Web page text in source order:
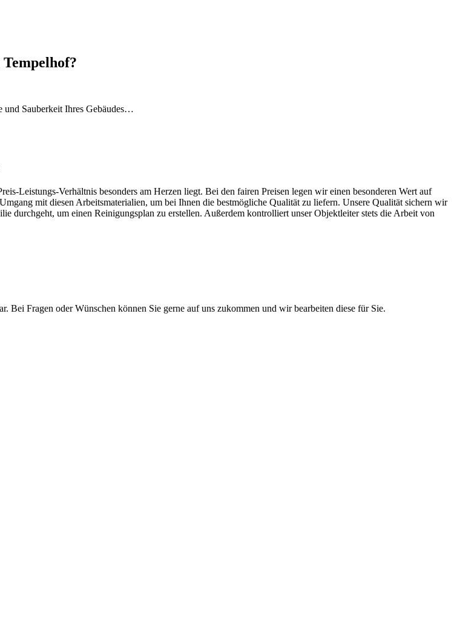
und Sauberkeit Ihres Gebäudes…
Leistungs-Verhältnis besonders am Herzen liegt. Bei den fairen Preisen legen wir einen besonderen Wert auf
mit diesen Arbeitsmaterialien, um bei Ihnen die bestmögliche Qualität zu liefern. Unsere Qualität sichern wir
durchgeht, um einen Reinigungsplan zu erstellen. Außerdem kontrolliert unser Objektleiter stets die Arbeit von
Fragen oder Wünschen können Sie gerne auf uns zukommen und wir bearbeiten diese für Sie.